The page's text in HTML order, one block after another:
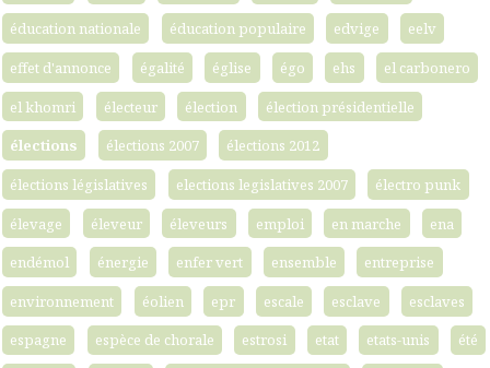
éducation nationale
éducation populaire edvige
eelv
effet d'annonce
égalité église égo ehs
el carbonero
el khomri
électeur élection
élection présidentielle
élections
élections 2007
élections 2012
élections législatives
elections legislatives 2007
électro punk
élevage
éleveur éleveurs emploi en marche
ena
endémol
énergie enfer vert ensemble
entreprise
environnement
éolien epr escale esclave
esclaves
espagne
espèce de chorale estrosi etat etats-unis
été